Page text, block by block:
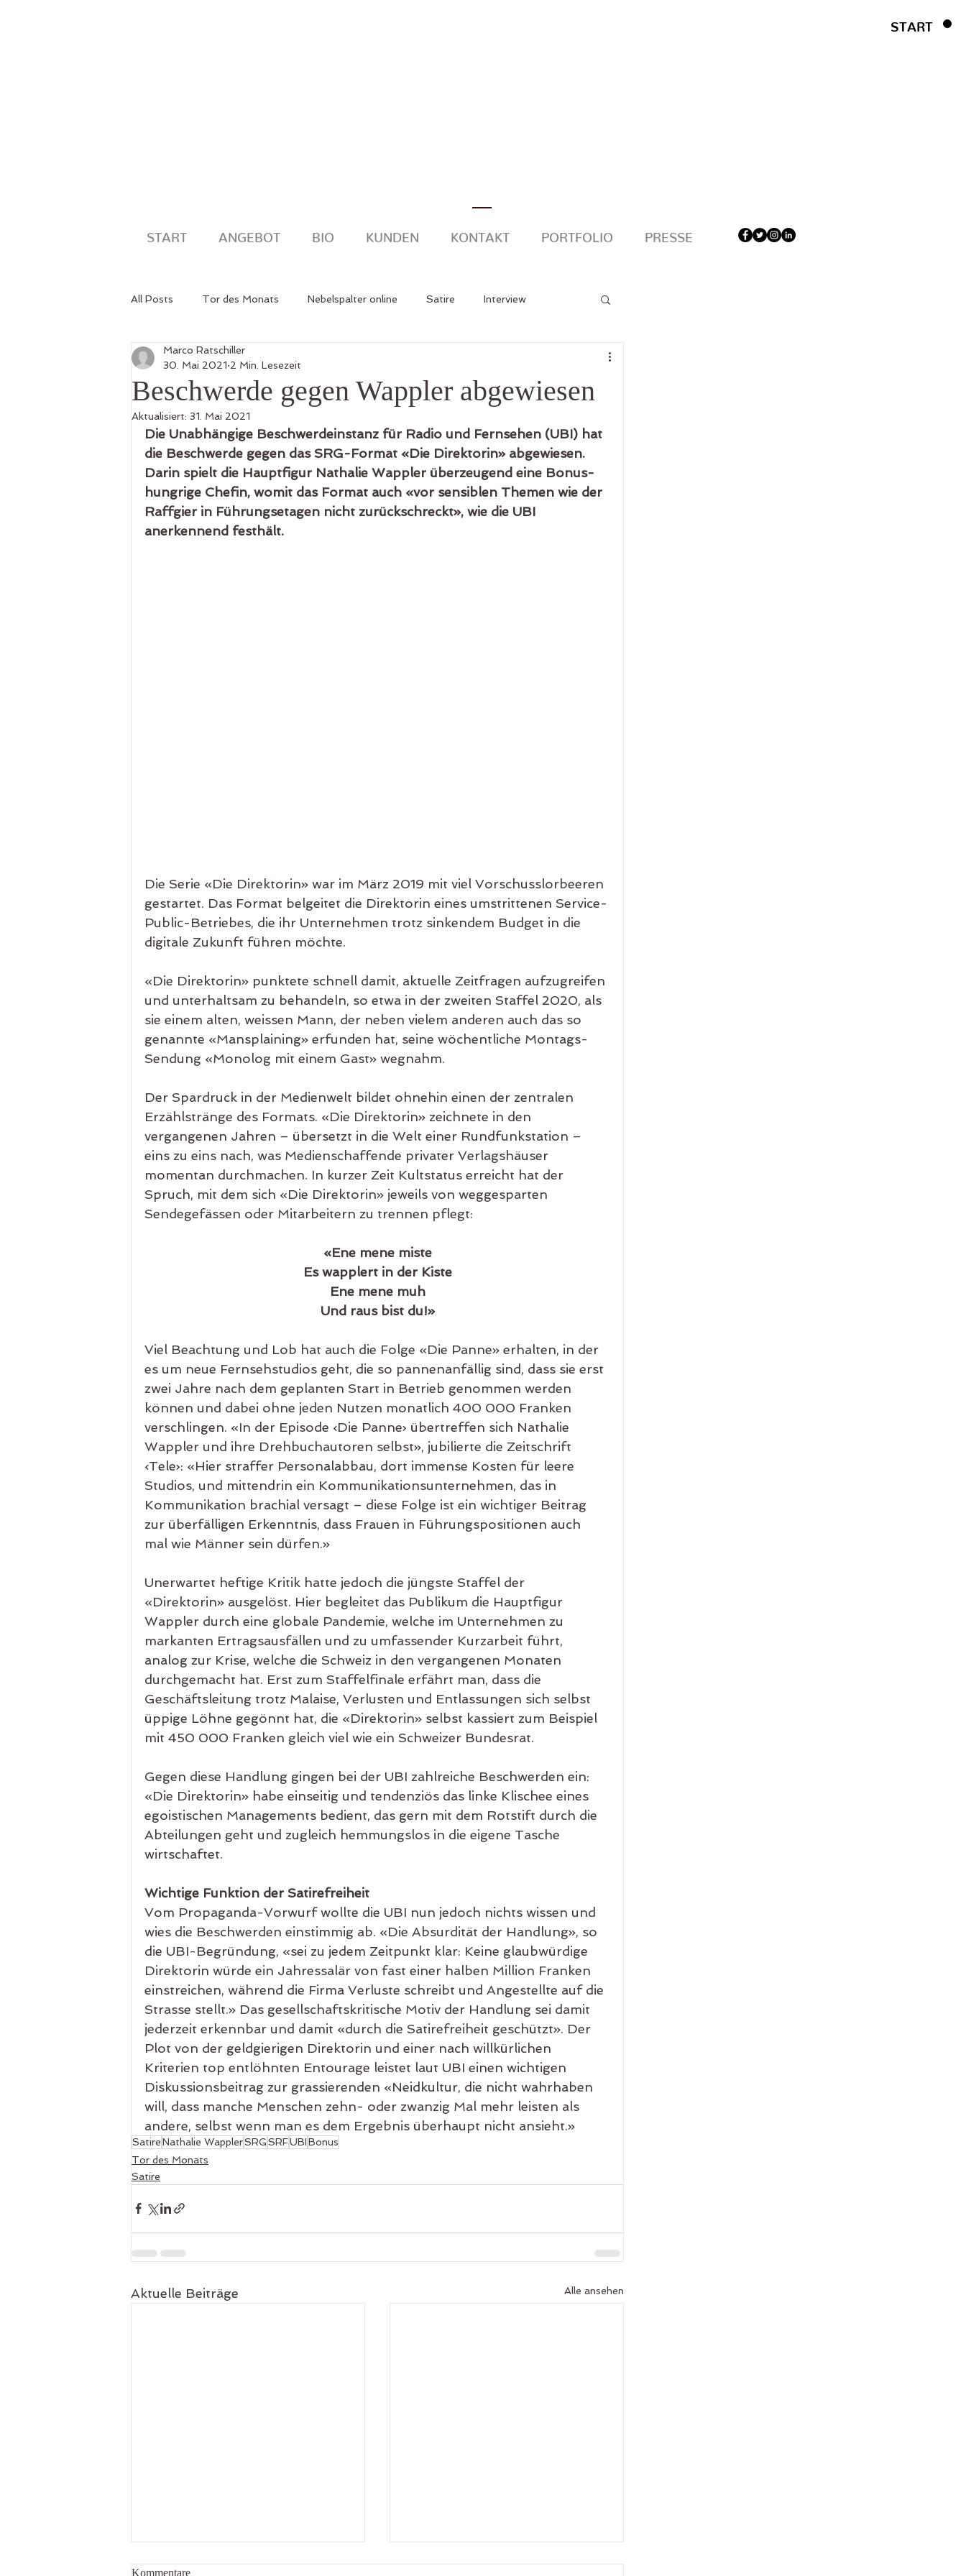
START
START ANGEBOT BIO KUNDEN KONTAKT PORTFOLIO PRESSE
All Posts Tor des Monats Nebelspalter online Satire Interview
Petarde
Beschwerde gegen Wappler abgewiesen
Marco Ratschiller
30. Mai 2021 2 Min. Lesezeit
Aktualisiert: 31. Mai 2021
Die Unabhängige Beschwerdeinstanz für Radio und Fernsehen (UBI) hat
die Beschwerde gegen das SRG-Format «Die Direktorin» abgewiesen.
Darin spielt die Hauptfigur Nathalie Wappler überzeugend eine Bonus-
hungrige Chefin, womit das Format auch «vor sensiblen Themen wie der
Raffgier in Führungsetagen nicht zurückschreckt», wie die UBI
anerkennend festhält.
Die Serie «Die Direktorin» war im März 2019 mit viel Vorschusslorbeeren
gestartet. Das Format belgeitet die Direktorin eines umstrittenen Service-
Public-Betriebes, die ihr Unternehmen trotz sinkendem Budget in die
digitale Zukunft führen möchte.
«Die Direktorin» punktete schnell damit, aktuelle Zeitfragen aufzugreifen
und unterhaltsam zu behandeln, so etwa in der zweiten Staffel 2020, als
sie einem alten, weissen Mann, der neben vielem anderen auch das so
genannte «Mansplaining» erfunden hat, seine wöchentliche Montags-
Sendung «Monolog mit einem Gast» wegnahm.
Der Spardruck in der Medienwelt bildet ohnehin einen der zentralen
Erzählstränge des Formats. «Die Direktorin» zeichnete in den
vergangenen Jahren – übersetzt in die Welt einer Rundfunkstation –
eins zu eins nach, was Medienschaffende privater Verlagshäuser
momentan durchmachen. In kurzer Zeit Kultstatus erreicht hat der
Spruch, mit dem sich «Die Direktorin» jeweils von weggesparten
Sendegefässen oder Mitarbeitern zu trennen pflegt:
«Ene mene miste
Es wapplert in der Kiste
Ene mene muh
Und raus bist du!»
Viel Beachtung und Lob hat auch die Folge «Die Panne» erhalten, in der
es um neue Fernsehstudios geht, die so pannenanfällig sind, dass sie erst
zwei Jahre nach dem geplanten Start in Betrieb genommen werden
können und dabei ohne jeden Nutzen monatlich 400 000 Franken
verschlingen. «In der Episode ‹Die Panne› übertreffen sich Nathalie
Wappler und ihre Drehbuchautoren selbst», jubilierte die Zeitschrift
‹Tele›: «Hier straffer Personalabbau, dort immense Kosten für leere
Studios, und mittendrin ein Kommunikationsunternehmen, das in
Kommunikation brachial versagt – diese Folge ist ein wichtiger Beitrag
zur überfälligen Erkenntnis, dass Frauen in Führungspositionen auch
mal wie Männer sein dürfen.»
Unerwartet heftige Kritik hatte jedoch die jüngste Staffel der
«Direktorin» ausgelöst. Hier begleitet das Publikum die Hauptfigur
Wappler durch eine globale Pandemie, welche im Unternehmen zu
markanten Ertragsausfällen und zu umfassender Kurzarbeit führt,
analog zur Krise, welche die Schweiz in den vergangenen Monaten
durchgemacht hat. Erst zum Staffelfinale erfährt man, dass die
Geschäftsleitung trotz Malaise, Verlusten und Entlassungen sich selbst
üppige Löhne gegönnt hat, die «Direktorin» selbst kassiert zum Beispiel
mit 450 000 Franken gleich viel wie ein Schweizer Bundesrat.
Gegen diese Handlung gingen bei der UBI zahlreiche Beschwerden ein:
«Die Direktorin» habe einseitig und tendenziös das linke Klischee eines
egoistischen Managements bedient, das gern mit dem Rotstift durch die
Abteilungen geht und zugleich hemmungslos in die eigene Tasche
wirtschaftet.
Wichtige Funktion der Satirefreiheit
Vom Propaganda-Vorwurf wollte die UBI nun jedoch nichts wissen und
wies die Beschwerden einstimmig ab. «Die Absurdität der Handlung», so
die UBI-Begründung, «sei zu jedem Zeitpunkt klar: Keine glaubwürdige
Direktorin würde ein Jahressalär von fast einer halben Million Franken
einstreichen, während die Firma Verluste schreibt und Angestellte auf die
Strasse stellt.» Das gesellschaftskritische Motiv der Handlung sei damit
jederzeit erkennbar und damit «durch die Satirefreiheit geschützt». Der
Plot von der geldgierigen Direktorin und einer nach willkürlichen
Kriterien top entlöhnten Entourage leistet laut UBI einen wichtigen
Diskussionsbeitrag zur grassierenden «Neidkultur, die nicht wahrhaben
will, dass manche Menschen zehn- oder zwanzig Mal mehr leisten als
andere, selbst wenn man es dem Ergebnis überhaupt nicht ansieht.»
SatireNathalie WapplerSRGSRFUBIBonus
Tor des Monats
Satire
Aktuelle Beiträge Alle ansehen
Kommentare